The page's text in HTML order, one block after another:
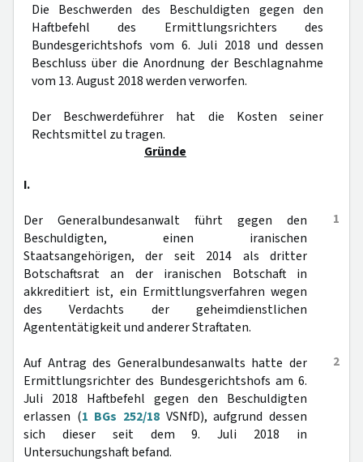
Die Beschwerden des Beschuldigten gegen den
Haftbefehl des Ermittlungsrichters des
Bundesgerichtshofs vom 6. Juli 2018 und dessen
Beschluss über die Anordnung der Beschlagnahme
vom 13. August 2018 werden verworfen.
Der Beschwerdeführer hat die Kosten seiner
Rechtsmittel zu tragen.
Gründe
I.
1
Der Generalbundesanwalt führt gegen den
Beschuldigten, einen iranischen
Staatsangehörigen, der seit 2014 als dritter
Botschaftsrat an der iranischen Botschaft in
akkreditiert ist, ein Ermittlungsverfahren wegen
des Verdachts der geheimdienstlichen
Agententätigkeit und anderer Straftaten.
2
Auf Antrag des Generalbundesanwalts hatte der
Ermittlungsrichter des Bundesgerichtshofs am 6.
Juli 2018 Haftbefehl gegen den Beschuldigten
erlassen (1 BGs 252/18 VSNfD), aufgrund dessen
sich dieser seit dem 9. Juli 2018 in
Untersuchungshaft befand.